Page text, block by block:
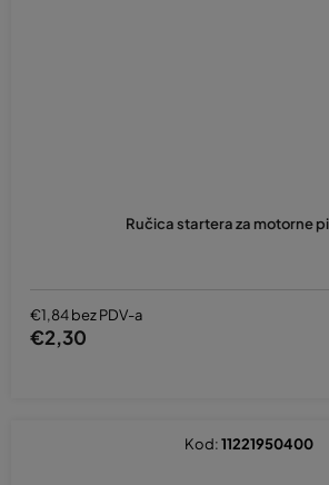
Ručica startera za motorne
€1,84 bez PDV-a
€2,30
Kod:11221950400